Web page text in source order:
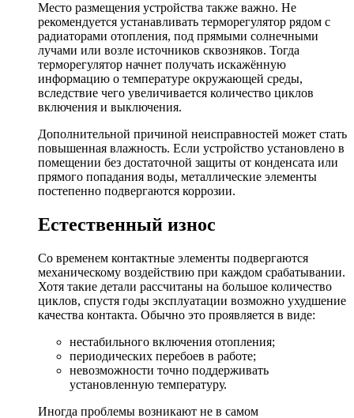
Место размещения устройства также важно. Не
рекомендуется устанавливать терморегулятор рядом с
радиаторами отопления, под прямыми солнечными
лучами или возле источников сквозняков. Тогда
терморегулятор начнет получать искажённую
информацию о температуре окружающей среды,
вследствие чего увеличивается количество циклов
включения и выключения.
Дополнительной причиной неисправностей может стать
повышенная влажность. Если устройство установлено в
помещении без достаточной защиты от конденсата или
прямого попадания воды, металлические элементы
постепенно подвергаются коррозии.
Естественный износ
Со временем контактные элементы подвергаются
механическому воздействию при каждом срабатывании.
Хотя такие детали рассчитаны на большое количество
циклов, спустя годы эксплуатации возможно ухудшение
качества контакта. Обычно это проявляется в виде:
нестабильного включения отопления;
периодических перебоев в работе;
невозможности точно поддерживать
установленную температуру.
Иногда проблемы возникают не в самом